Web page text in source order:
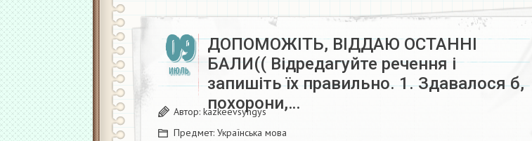
09
ИЮЛЬ
ДОПОМОЖІТЬ, ВІДДАЮ ОСТАННІ
БАЛИ(( Відредагуйте речення і
запишіть їх правильно. 1. Здавалося б,
похорони,…
Автор: kazkeevsyngys
Предмет: Українська мова